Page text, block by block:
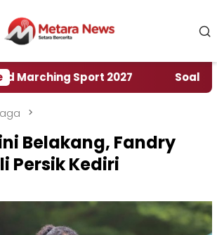
Sport 2027 ‎Soal Rencana
Belakang, Fandry
Persik Kediri